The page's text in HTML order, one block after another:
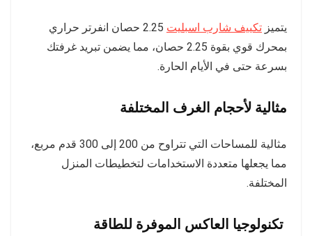
يتميز تكييف شارب اسبليت
2.25 حصان انفرتر حراري
بمحرك قوي بقوة 2.25 حصان، مما يضمن تبريد غرفتك
بسرعة حتى في الأيام الحارة.
مثالية لأحجام الغرف المختلفة
مثالية للمساحات التي تتراوح من 200 إلى 300 قدم مربع،
مما يجعلها متعددة الاستخدامات لتخطيطات المنزل
المختلفة.
تكنولوجيا العاكس الموفرة للطاقة